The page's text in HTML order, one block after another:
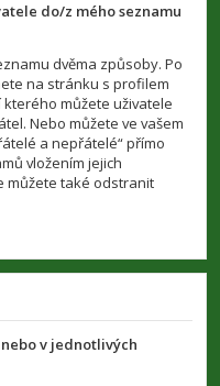
do/z mého seznamu
dvěma způsoby. Po
na stránku s profilem
můžete uživatele
Nebo můžete ve vašem
a nepřátelé“ přímo
vložením jejich
můžete také odstranit
v jednotlivých